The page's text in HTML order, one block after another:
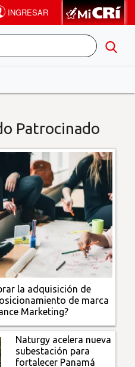
Patrocinado
la adquisición de
de marca
Marketing?
Naturgy acelera nueva
subestación para
fortalecer Panamá